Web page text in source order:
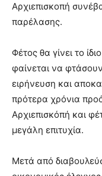
Αρχιεπισκοπή
παρέλασης.
Φέτος θα γίνει το
φαίνεται να φτάσουν
ειρήνευση και
πρότερα χρόνια
Αρχιεπισκόπή και
μεγάλη επιτυχία.
Μετά από